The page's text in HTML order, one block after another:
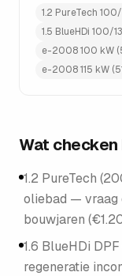
1.2 PureTech
1.5 BlueHDi 100/
e-2008 100 kW
e-2008 115 kW
Wat
1.2 PureTech
oliebad —
bouwjaren
1.6 BlueHDi
regeneratie